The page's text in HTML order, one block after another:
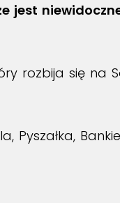
jest
rozbija się na
Pyszałka,